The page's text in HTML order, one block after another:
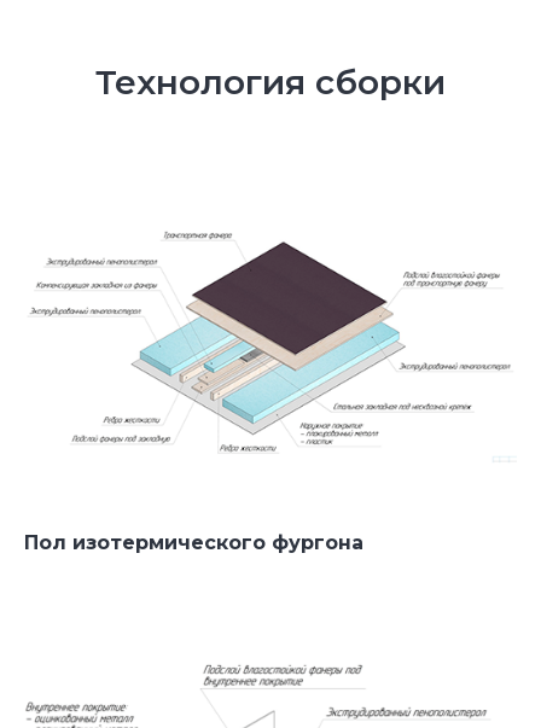
Технология сборки
Пол изотермического фургона